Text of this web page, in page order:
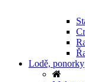
Lodě, ponorky